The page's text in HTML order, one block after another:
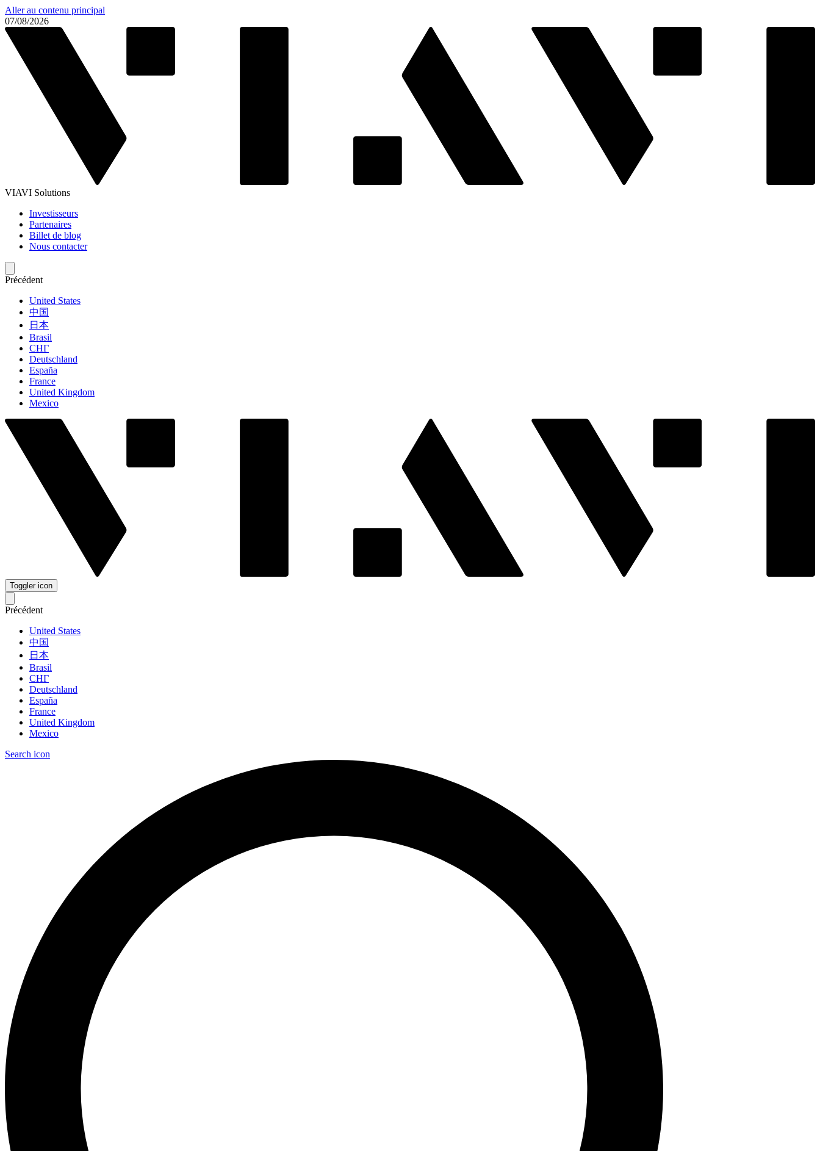
Aller au contenu principal
07/08/2026
VIAVI Solutions
Investisseurs
Partenaires
Billet de blog
Nous contacter
Précédent
United States
中国
日本
Brasil
СНГ
Deutschland
España
France
United Kingdom
Mexico
Toggler icon
Précédent
United States
中国
日本
Brasil
СНГ
Deutschland
España
France
United Kingdom
Mexico
Search icon